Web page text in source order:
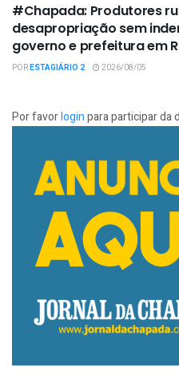
#Chapada: Produtores
desapropriação sem
governo e prefeitura em
PORESTAGIÁRIO 2 2026/08/05
Por favorloginpara participar da